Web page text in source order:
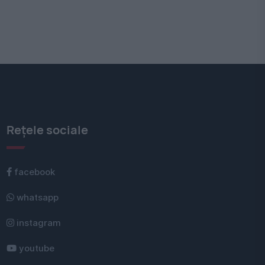
Rețele sociale
facebook
whatsapp
instagram
youtube